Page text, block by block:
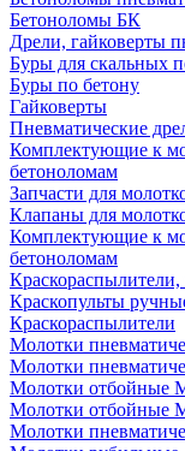
Бетоноломы БК
Дрели, гайковерты
Буры для скальных
Буры по бетону
Гайковерты
Пневматические
Комплектующие к
бетоноломам
Запчасти для
Клапаны для
Комплектующие к
бетоноломам
Краскораспылители,
Краскопульты
Краскораспылители
Молотки
Молотки
Молотки отбойные
Молотки отбойные
Молотки